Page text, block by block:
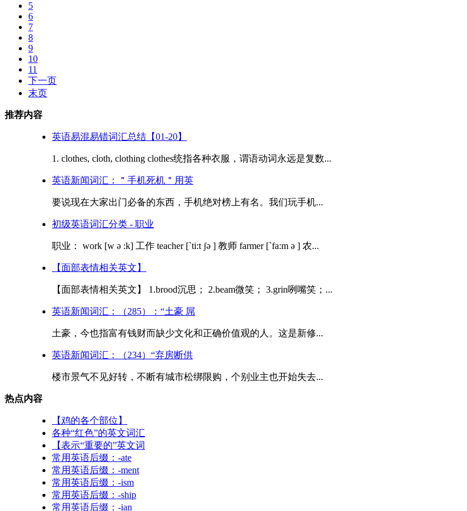
5
6
7
8
9
10
11
下一页
末页
推荐内容
英语易混易错词汇总结【01-20】
1. clothes, cloth, clothing clothes统指各种衣服，谓语动词永远是复数...
英语新闻词汇：＂手机死机＂用英
要说现在大家出门必备的东西，手机绝对榜上有名。我们玩手机...
初级英语词汇分类 - 职业
职业： work [w ə :k] 工作 teacher [`ti:t ʃə ] 教师 farmer [`fa:m ə ] 农...
【面部表情相关英文】
【面部表情相关英文】 1.brood沉思； 2.beam微笑； 3.grin咧嘴笑；...
英语新闻词汇：（285）：“土豪 屌
土豪，今也指富有钱财而缺少文化和正确价值观的人。这是新修...
英语新闻词汇：（234）“弃房断供
楼市景气不见好转，不断有城市松绑限购，个别业主也开始失去...
热点内容
【鸡的各个部位】
各种“红色”的英文词汇
【表示“重要的”英文词
常用英语后缀：-ate
常用英语后缀：-ment
常用英语后缀：-ism
常用英语后缀：-ship
常用英语后缀：-ian